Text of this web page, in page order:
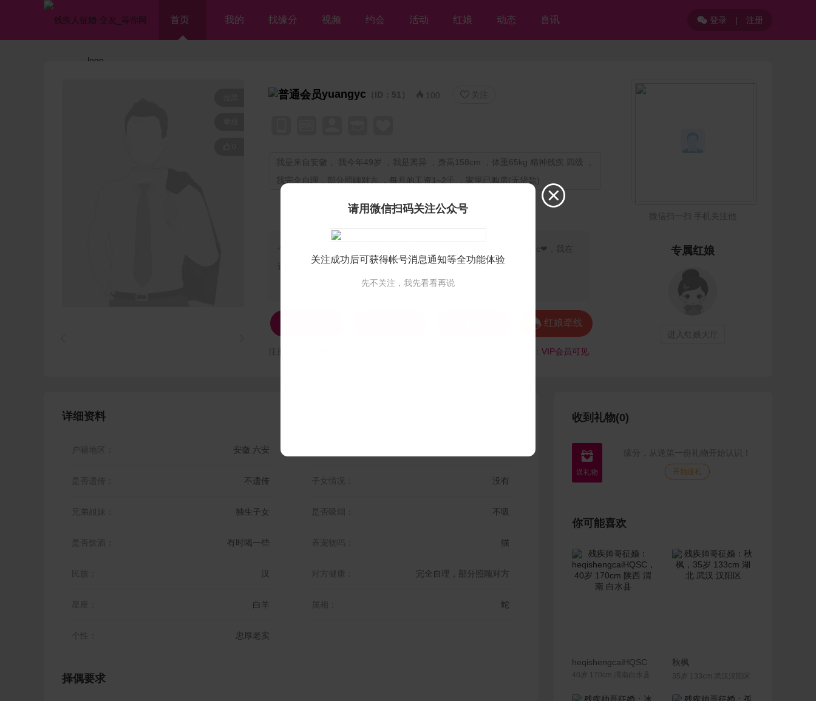
首页 我的 找缘分 视频 约会 活动 红娘 动态 喜讯 登录 | 注册
yuangyc （ID：51）  100  关注
我是来自安徽， 我今年49岁 ，我是离异 ，身高158cm ，体重65kg 精神残疾 四级 ，
我完全自理，部分照顾对方 ，每月的工资1~2千 ，家里已购房(无贷款)
个人独白：
我是残疾人征婚【等你网】的精神残疾帅哥会员❤yuangyc❤，我在
这里等你，但愿不离不弃💘
 红娘牵线
VIP会员可见
微信扫一扫 手机关注他
专属红娘
进入红娘大厅
详细资料
户籍地区： 安徽 六安
是否遗传： 不遗传 子女情况： 没有
兄弟姐妹： 独生子女 是否吸烟： 不吸
是否饮酒： 有时喝一些 养宠物吗： 猫
民族： 汉 对方健康： 完全自理，部分照顾对方
星座： 白羊 属相： 蛇
个性： 忠厚老实
择偶要求
收到礼物(0)
 缘分，从送第一份礼物开始认识！
开始送礼
你可能喜欢
联系Ta
heqishengcaiHQSC
40岁 170cm 渭南白水县
秋枫
35岁 133cm 武汉汉阳区

请用微信扫码关注公众号
关注成功后可获得帐号消息通知等全功能体验
先不关注，我先看看再说